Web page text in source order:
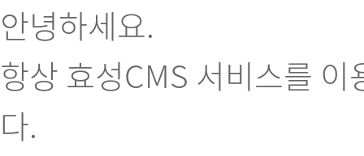
안녕하세요.
항상 효성CMS 서비스를
다.